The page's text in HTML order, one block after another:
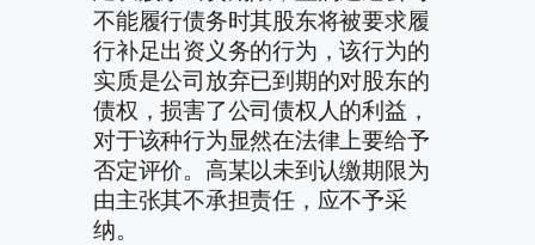
不能履行债务时其股东将被要求履
行补足出资义务的行为，该行为的
实质是公司放弃已到期的对股东的
债权，损害了公司债权人的利益，
对于该种行为显然在法律上要给予
否定评价。高某以未到认缴期限为
由主张其不承担责任，应不予采
纳。